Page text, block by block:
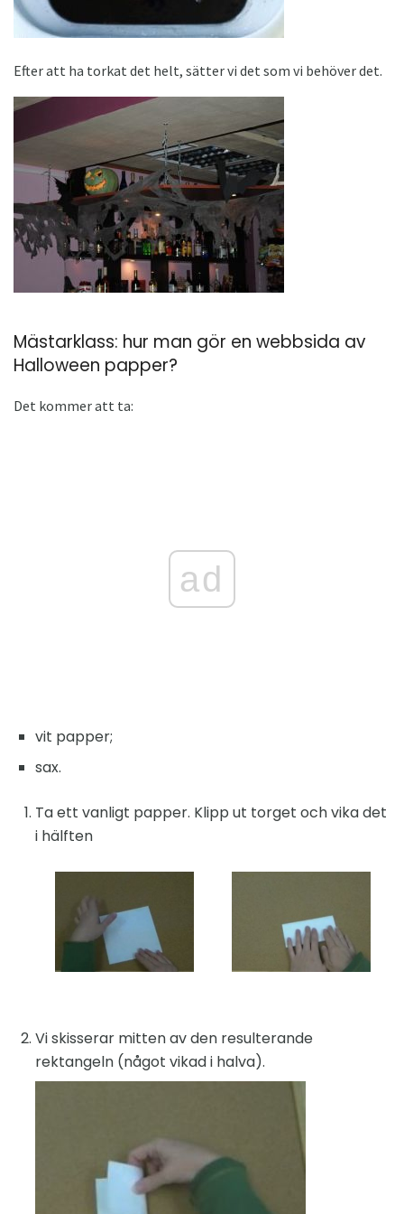
Efter att ha torkat det helt, sätter vi det som vi behöver det.
Mästarklass: hur man gör en webbsida av
Halloween papper?
Det kommer att ta:
ad
vit papper;
sax.
Ta ett vanligt papper. Klipp ut torget och vika det
i hälften
Vi skisserar mitten av den resulterande
rektangeln (något vikad i halva).